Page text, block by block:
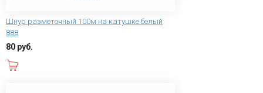
Шнур разметочный 100м на катушке белый
888
80 руб.